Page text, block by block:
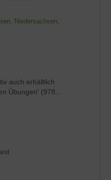
Niedersachsen,
auch erhältlich
Übungen' (978...